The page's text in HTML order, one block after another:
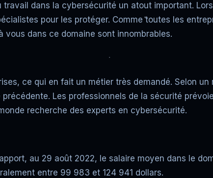
dans la cybersécurité un atout important.
pour les protéger. Comme toutes les
vous dans ce domaine sont innombrables.
ce qui en fait un métier très demandé. Selon
Les professionnels de la sécurité
recherche des experts en cybersécurité.
au 29 août 2022, le salaire moyen dans le
entre 99 983 et 124 941 dollars.